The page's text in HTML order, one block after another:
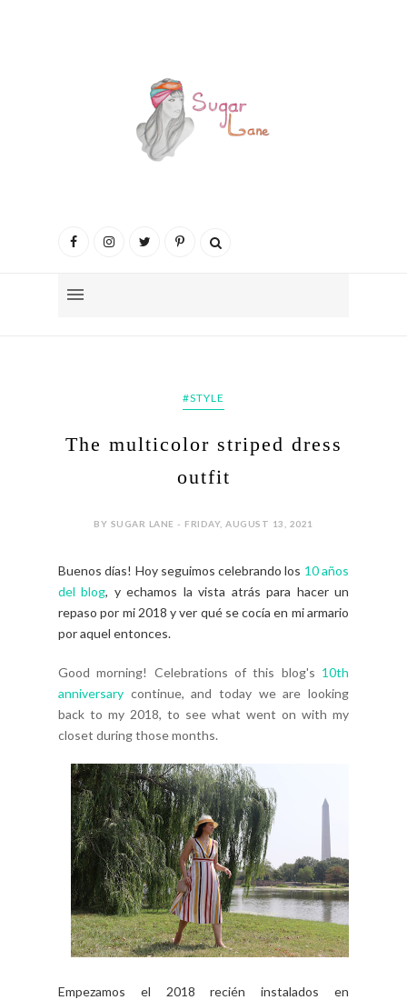
#STYLE
The multicolor striped dress
outfit
BY SUGAR LANE - FRIDAY, AUGUST 13, 2021
Buenos días! Hoy seguimos celebrando los 10 años
del blog, y echamos la vista atrás para hacer un
repaso por mi 2018 y ver qué se cocía en mi armario
por aquel entonces.
Good morning! Celebrations of this blog's 10th
anniversary continue, and today we are looking
back to my 2018, to see what went on with my
closet during those months.
Empezamos el 2018 recién instalados en